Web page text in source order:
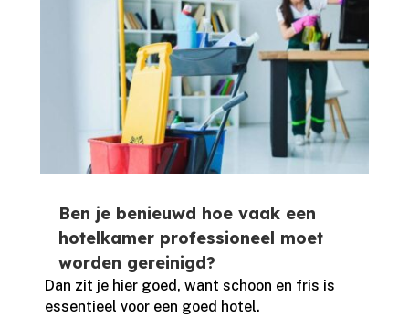
Ben je benieuwd hoe vaak een
hotelkamer professioneel moet
worden gereinigd?
Dan zit je hier goed, want schoon en fris is
essentieel voor een goed hotel.​